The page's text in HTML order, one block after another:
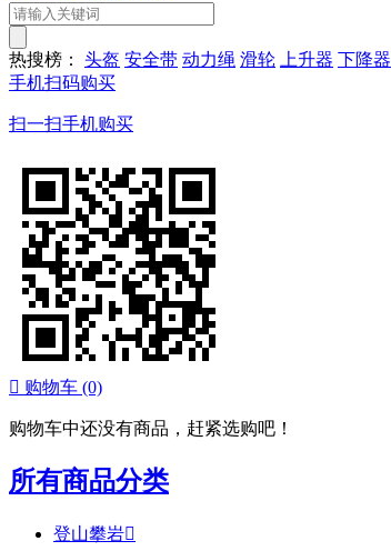
热搜榜： 头盔 安全带 动力绳 滑轮 上升器 下降器
手机扫码购买
扫一扫手机购买
 购物车 (0)
购物车中还没有商品，赶紧选购吧！
所有商品分类
登山攀岩